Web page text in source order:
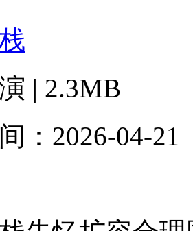
| 2.3MB
：2026-04-21